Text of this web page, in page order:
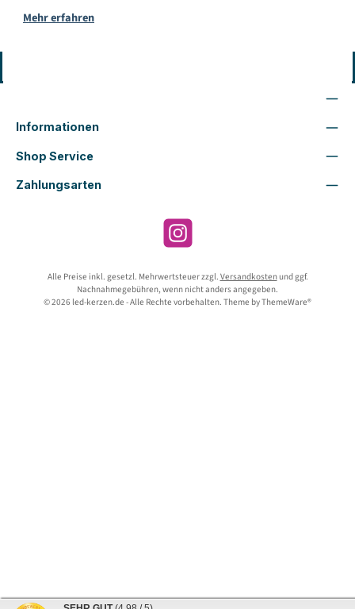
Mehr erfahren
Informationen
Shop Service
Zahlungsarten
Instagram
Alle Preise inkl. gesetzl. Mehrwertsteuer zzgl. Versandkostenund ggf.
Nachnahmegebühren, wenn nicht anders angegeben.
© 2026 led-kerzen.de - Alle Rechte vorbehalten. Theme byThemeWare®